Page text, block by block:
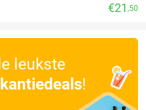
€21 ,50
leukste
!